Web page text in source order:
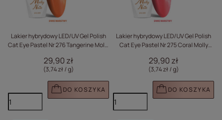
Lakier hybrydowy LED/UV Gel Polish
Cat Eye Pastel Nr 276 Tangerine Molly
29,90 zł
(3,74 zł / g)
DO KOSZYKA
Lakier hybrydowy LED/UV Gel Polish
Cat Eye Pastel Nr 275 Coral Molly
29,90 zł
(3,74 zł / g)
DO KOSZYKA